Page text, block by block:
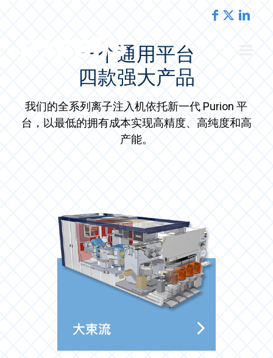
一个通用平台
四款强大产品
我们的全系列离子注入机依托新一代 Purion 平
台，以最低的拥有成本实现高精度、高纯度和高
产能。